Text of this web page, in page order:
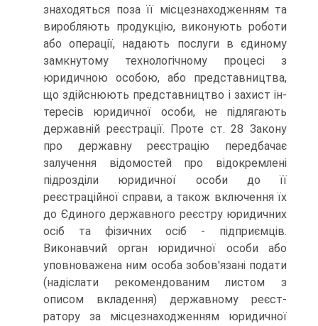
знаходяться поза її місцезнаходженням та
виробляють продукцію, вико­нують роботи
або операції, надають послуги в єдиному
замк­нутому технологічному процесі з
юридичною особою, або представництва,
що здійснюють представництво і захист ін­
тересів юридичної особи, не підлягають
державній реєстра­ції. Проте ст. 28 Закону
про державну реєстрацію передбачає
залучення відомостей про відокремлені
підрозділи юридичної особи до її
реєстраційної справи, а також включення їх
до Єдиного державного реєстру юридичних
осіб та фізичних осіб - підприємців.
Виконавчий орган юридичної особи або
уповноважена ним особа зобов'язані подати
(надіслати реко­мендованим листом з
описом вкладення) державному реєст­
ратору за місцезнаходженням юридичної